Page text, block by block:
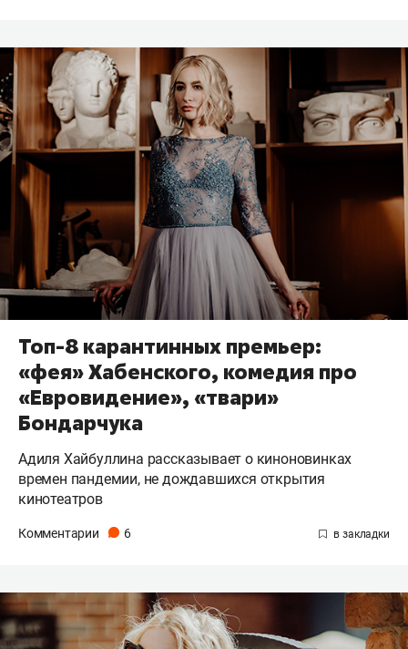
Топ-8 карантинных премьер:
«фея» Хабенского, комедия про
«Евровидение», «твари»
Бондарчука
Адиля Хайбуллина рассказывает о киноновинках
времен пандемии, не дождавшихся открытия
кинотеатров
Комментарии 6